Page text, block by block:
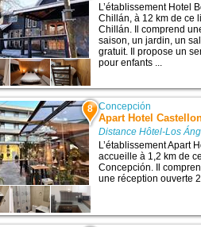
L’établissement Hotel
Chillán, à 12 km de ce
Chillán. Il comprend
saison, un jardin, un
gratuit. Il propose un
pour enfants ...
8 Concepción
Apart Hotel
Distance Hôtel-Los
L’établissement Apart
accueille à 1,2 km de
Concepción. Il
une réception ouverte